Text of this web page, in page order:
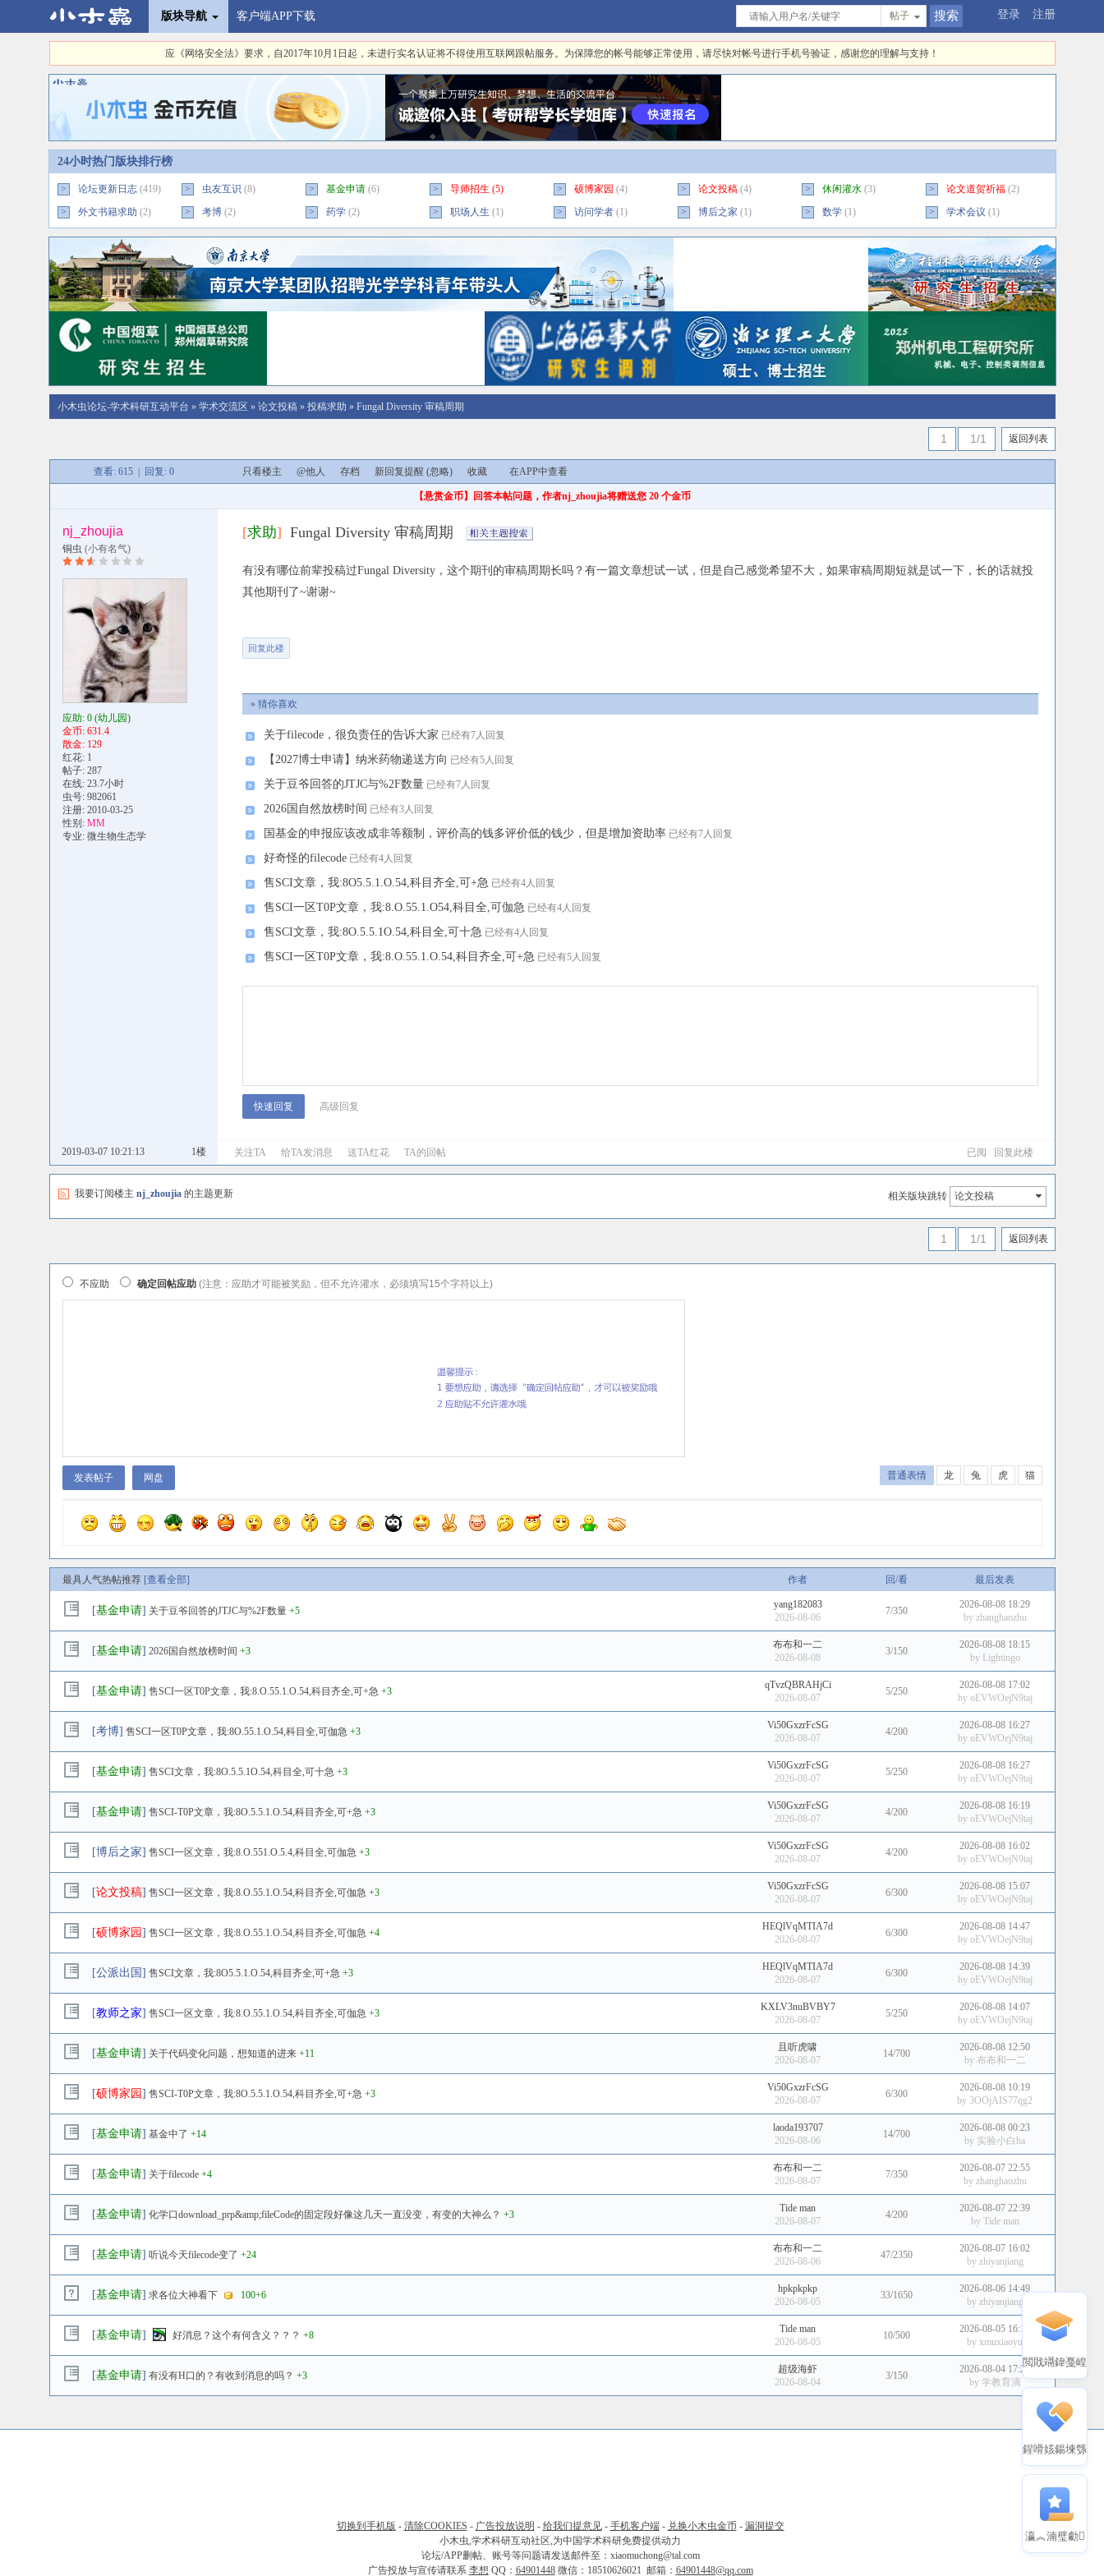
版块导航 客户端APP下载 登录 注册
帖子
应《网络安全法》要求，自2017年10月1日起，未进行实名认证将不得使用互联网跟帖服务。为保障您的帐号能够正常使用，请尽快对帐号进行手机号验证，感谢您的理解与支持！
24小时热门版块排行榜
> 论坛更新日志(419) > 虫友互识 (8) > 基金申请(6) > 导师招生 (5) > 硕博家园 (4) > 论文投稿(4) > 休闲灌水(3) > 论文道贺祈福(2)
>
外文书籍求助 (2) > 考博(2) > 药学(2) > 职场人生 (1) > 访问学者(1) > 博后之家 (1) > 数学(1) > 学术会议 (1)
小木虫论坛-学术科研互动平台 » 学术交流区 » 论文投稿» 投稿求助 » Fungal Diversity 审稿周期
1 1/1 返回列表
查看: 615 | 回复: 0 只看楼主 @他人 存档 新回复提醒 (忽略) 收藏 在APP中查看
【悬赏金币】回答本帖问题，作者nj_zhoujia将赠送您 20 个金币
nj_zhoujia
铜虫 (小有名气)
应助: 0 (幼儿园)
金币: 631.4
散金: 129
红花: 1
帖子: 287
在线: 23.7小时
虫号: 982061
注册: 2010-03-25
性别: MM
专业: 微生物生态学
[求助] Fungal Diversity 审稿周期
有没有哪位前辈投稿过Fungal Diversity，这个期刊的审稿周期长吗？有一篇文章想试一试，但是自己感觉希望不大，如果审稿周期短就是试一下，长的话就投
其他期刊了~谢谢~
回复此楼
» 猜你喜欢
关于filecode，很负责任的告诉大家 已经有7人回复
【2027博士申请】纳米药物递送方向 已经有5人回复
关于豆爷回答的JTJC与%2F数量 已经有7人回复
2026国自然放榜时间 已经有3人回复
国基金的申报应该改成非等额制，评价高的钱多评价低的钱少，但是增加资助率 已经有7人回复
好奇怪的filecode 已经有4人回复
售SCI文章，我:8O5.5.1.O.54,科目齐全,可+急 已经有4人回复
售SCI一区T0P文章，我:8.O.55.1.O54,科目全,可伽急 已经有4人回复
售SCI文章，我:8O.5.5.1O.54,科目全,可十急 已经有4人回复
售SCI一区T0P文章，我:8.O.55.1.O.54,科目齐全,可+急 已经有5人回复
高级回复
1楼
2019-03-07 10:21:13 已阅 回复此楼
关注TA 给TA发消息 送TA红花 TA的回帖
相关版块跳转 论文投稿
我要订阅楼主 nj_zhoujia的主题更新
1 1/1 返回列表
不应助 确定回帖应助 (注意：应助才可能被奖励，但不允许灌水，必须填写15个字符以上)
普通表情 龙 兔 虎 猫
最具人气热帖推荐 [查看全部] 作者 回/看 最后发表
[基金申请] 关于豆爷回答的JTJC与%2F数量 +5
yang182083
2026-08-06
7/350
2026-08-08 18:29
by zhanghaozhu
[基金申请] 2026国自然放榜时间 +3
布布和一二
2026-08-08
3/150
2026-08-08 18:15
by Lightingo
[基金申请] 售SCI一区T0P文章，我:8.O.55.1.O.54,科目齐全,可+急 +3
qTvzQBRAHjCi
2026-08-07
5/250
2026-08-08 17:02
by oEVWOejN9taj
[考博] 售SCI一区T0P文章，我:8O.55.1.O.54,科目全,可伽急 +3
Vi50GxzrFcSG
2026-08-07
4/200
2026-08-08 16:27
by oEVWOejN9taj
[基金申请] 售SCI文章，我:8O.5.5.1O.54,科目全,可十急 +3
Vi50GxzrFcSG
2026-08-07
5/250
2026-08-08 16:27
by oEVWOejN9taj
[基金申请] 售SCI-T0P文章，我:8O.5.5.1.O.54,科目齐全,可+急 +3
Vi50GxzrFcSG
2026-08-07
4/200
2026-08-08 16:19
by oEVWOejN9taj
[博后之家] 售SCI一区文章，我:8.O.551.O.5.4,科目全,可伽急 +3
Vi50GxzrFcSG
2026-08-07
4/200
2026-08-08 16:02
by oEVWOejN9taj
[论文投稿] 售SCI一区文章，我:8.O.55.1.O.54,科目齐全,可伽急 +3
Vi50GxzrFcSG
2026-08-07
6/300
2026-08-08 15:07
by oEVWOejN9taj
[硕博家园 ] 售SCI一区文章，我:8.O.55.1.O.54,科目齐全,可伽急 +4
HEQlVqMTIA7d
2026-08-07
6/300
2026-08-08 14:47
by oEVWOejN9taj
[公派出国 ] 售SCI文章，我:8O5.5.1.O.54,科目齐全,可+急 +3
HEQlVqMTIA7d
2026-08-07
6/300
2026-08-08 14:39
by oEVWOejN9taj
[教师之家] 售SCI一区文章，我:8.O.55.1.O.54,科目齐全,可伽急 +3
KXLV3nuBVBY7
2026-08-07
5/250
2026-08-08 14:07
by oEVWOejN9taj
[基金申请] 关于代码变化问题，想知道的进来 +11
且听虎啸
2026-08-07
14/700
2026-08-08 12:50
by 布布和一二
[硕博家园 ] 售SCI-T0P文章，我:8O.5.5.1.O.54,科目齐全,可+急 +3
Vi50GxzrFcSG
2026-08-07
6/300
2026-08-08 10:19
by 3OOjAIS77qg2
[基金申请] 基金中了 +14
laoda193707
2026-08-06
14/700
2026-08-08 00:23
by 实验小白ha
[基金申请] 关于filecode +4
布布和一二
2026-08-07
7/350
2026-08-07 22:55
by zhanghaozhu
[基金申请] 化学口download_prp&amp;fileCode的固定段好像这几天一直没变，有变的大神么？ +3
Tide man
2026-08-07
4/200
2026-08-07 22:39
by Tide man
[基金申请] 听说今天filecode变了 +24
布布和一二
2026-08-06
47/2350
2026-08-07 16:02
by zhiyanjiang
[基金申请] 求各位大神看下 100+6
hpkpkpkp
2026-08-05
33/1650
2026-08-06 14:49
by zhiyanjiang
[基金申请] 好消息？这个有何含义？？？ +8
Tide man
2026-08-05
10/500
2026-08-05 16:14
by xmuxiaoyu
[基金申请] 有没有H口的？有收到消息的吗？ +3
超级海虾
2026-08-04
3/150
2026-08-04 17:26
by 学教育滴
切换到手机版 - 清除COOKIES - 广告投放说明 - 给我们提意见- 手机客户端- 兑换小木虫金币 - 漏洞提交
小木虫,学术科研互动社区,为中国学术科研免费提供动力
论坛/APP删帖、账号等问题请发送邮件至：xiaomuchong@tal.com
广告投放与宣传请联系 李想 QQ： 64901448微信：18510626021 邮箱： 64901448@qq.com
閲戝竵鍏戞崲
鍟嗗姟鍚堜綔
瀛︽湳璧勮